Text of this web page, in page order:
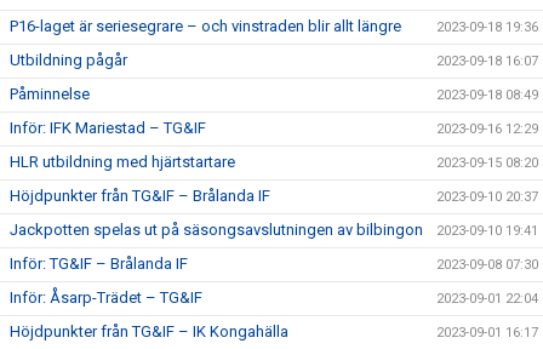
P16-laget är seriesegrare – och vinstraden blir allt längre 2023-09-18 19:36
Utbildning pågår 2023-09-18 16:07
Påminnelse 2023-09-18 08:49
Inför: IFK Mariestad – TG&IF 2023-09-16 12:29
HLR utbildning med hjärtstartare 2023-09-15 08:20
Höjdpunkter från TG&IF – Brålanda IF 2023-09-10 20:37
Jackpotten spelas ut på säsongsavslutningen av bilbingon 2023-09-10 19:41
Inför: TG&IF – Brålanda IF 2023-09-08 07:30
Inför: Åsarp-Trädet – TG&IF 2023-09-01 22:04
Höjdpunkter från TG&IF – IK Kongahälla 2023-09-01 16:17